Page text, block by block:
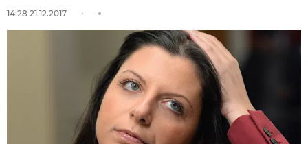
14:28 21.12.2017